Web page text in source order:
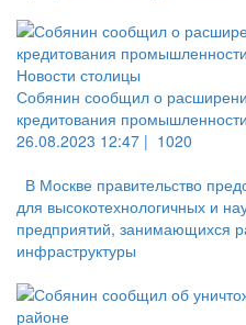
Новости столицы
Собянин сообщил о
кредитования промышленности
26.08.2023 12:47 | 1020
В Москве правительство
для высокотехнологичных и
предприятий, занимающихся
инфраструктуры